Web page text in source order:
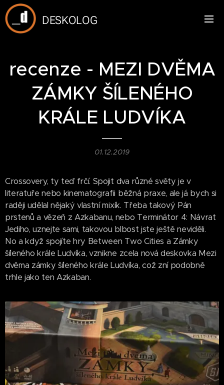
DESKOLOG
recenze - MEZI DVĚMA
ZÁMKY ŠÍLENÉHO
KRÁLE LUDVÍKA
01.12.2019
Crossovery, ty teď frčí. Spojit dva různé světy je v
literatuře nebo kinematografii běžná praxe, ale já bych si
raději udělal nějaký vlastní mixík. Třeba takový Pán
prstenů a vězeň z Azkabanu, nebo Terminátor 4: Návrat
Jediho, uznejte sami, takovou blbost jste ještě neviděli.
No a když spojíte hry Between Two Cities a Zámky
šíleného krále Ludvíka, vznikne zcela nová deskovka Mezi
dvěma zámky šíleného krále Ludvíka, což zní podobně
trhle jako ten Azkaban.